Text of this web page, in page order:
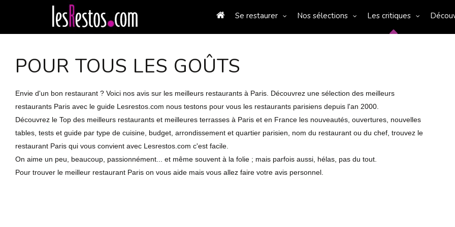
Se restaurer Nos sélections Les critiques
POUR TOUS LES GOÛTS
Envie d'un bon restaurant ? Voici nos avis sur les meilleurs restaurants à Paris. Découvrez une sélection des meilleurs
restaurants Paris avec le guide Lesrestos.com nous testons pour vous les restaurants parisiens depuis l'an 2000.
Découvrez le Top des meilleurs restaurants et meilleures terrasses à Paris et en France les nouveautés, ouvertures, nouvelles
tables, tests et guide par type de cuisine, budget, arrondissement et quartier parisien, nom du restaurant ou du chef, trouvez le
restaurant Paris qui vous convient avec Lesrestos.com c'est facile.
On aime un peu, beaucoup, passionnément... et même souvent à la folie ; mais parfois aussi, hélas, pas du tout.
Pour trouver le meilleur restaurant Paris on vous aide mais vous allez faire votre avis personnel.